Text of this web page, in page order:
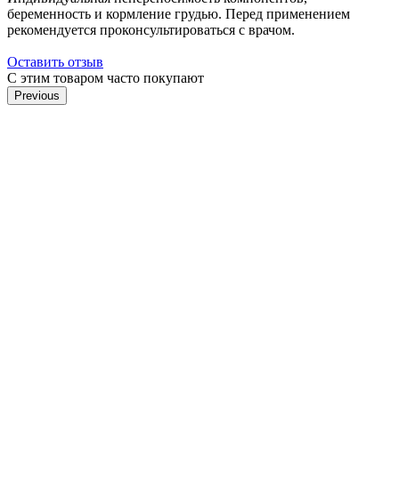
беременность и кормление грудью. Перед применением
рекомендуется проконсультироваться с врачом.
Оставить отзыв
С этим товаром часто покупают
Previous